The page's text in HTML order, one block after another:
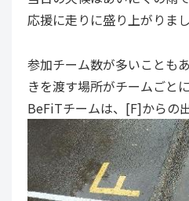
応援に走りに盛り上がりまし
参加チーム数が多いことも
きを渡す場所がチームごと
BeFiTチームは、[F]からの